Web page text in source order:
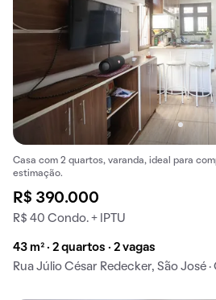
Casa com 2 quartos, varanda, ideal para
estimação.
R$ 390.000
R$ 40 Condo. + IPTU
43 m² · 2 quartos · 2 vagas
Rua Júlio César Redecker, São José ·